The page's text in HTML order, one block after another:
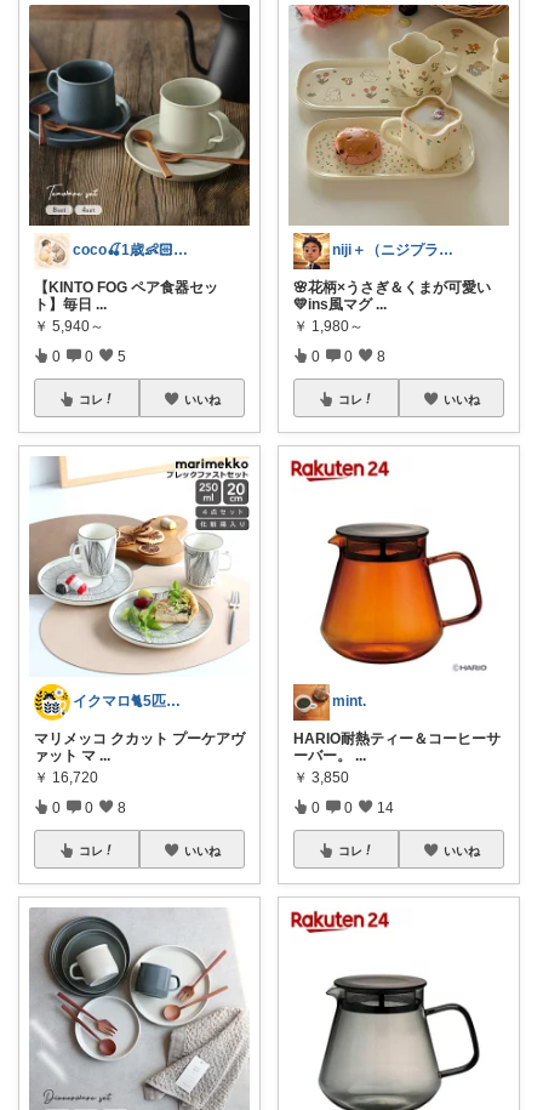
coco🍒1歳👶🏻5歳🐈
【KINTO FOG ペア食器セッ
ト】毎日 ...
￥ 5,940～
0 0 5
コレ いいね
イクマロ🐈5匹の猫とおうちカフェ☕️
マリメッコ クカット プーケアヴ
ァット マ ...
￥ 16,720
0 0 8
コレ いいね
niji＋（ニジプラス）感謝しています
🌸花柄×うさぎ＆くまが可愛い
💛ins風マグ ...
￥ 1,980～
0 0 8
コレ いいね
mint.
HARIO耐熱ティー＆コーヒーサ
ーバー。 ...
￥ 3,850
0 0 14
コレ いいね